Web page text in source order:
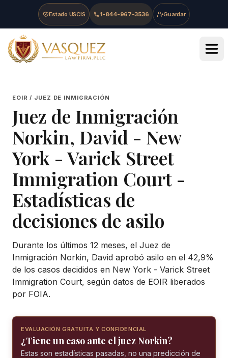
Skip to main content
Skip to navigation
Skip to footer
Estado USCIS 1-844-967-3536 Guardar
Vasquez Law Firm - Home
EOIR / JUEZ DE INMIGRACIÓN
Juez de Inmigración
Norkin, David - New
York - Varick Street
Immigration Court -
Estadísticas de
decisiones de asilo
Durante los últimos 12 meses, el Juez de
Inmigración Norkin, David aprobó asilo en el 42,9%
de los casos decididos en New York - Varick Street
Immigration Court, según datos de EOIR liberados
por FOIA.
EVALUACIÓN GRATUITA Y CONFIDENCIAL
¿Tiene un caso ante el juez Norkin?
Estas son estadísticas pasadas, no una predicción de